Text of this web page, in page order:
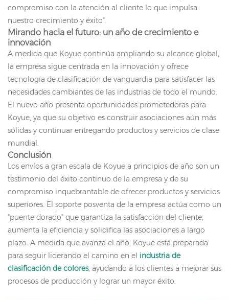
compromiso con la atención al cliente lo que impulsa
nuestro crecimiento y éxito".
Mirando hacia el futuro: un año de crecimiento e
innovación
A medida que Koyue continúa ampliando su alcance global,
la empresa sigue centrada en la innovación y ofrece
tecnología de clasificación de vanguardia para satisfacer las
necesidades cambiantes de las industrias de todo el mundo.
El nuevo año presenta oportunidades prometedoras para
Koyue, ya que su objetivo es construir asociaciones aún más
sólidas y continuar entregando productos y servicios de clase
mundial.
Conclusión
Los envíos a gran escala de Koyue a principios de año son un
testimonio del éxito continuo de la empresa y de su
compromiso inquebrantable de ofrecer productos y servicios
superiores. El soporte posventa de la empresa actúa como un
"puente dorado" que garantiza la satisfacción del cliente,
aumenta la eficiencia y solidifica las asociaciones a largo
plazo. A medida que avanza el año, Koyue está preparada
para seguir liderando el camino en el industria de
clasificación de colores, ayudando a los clientes a mejorar sus
procesos de producción y lograr un mayor éxito.